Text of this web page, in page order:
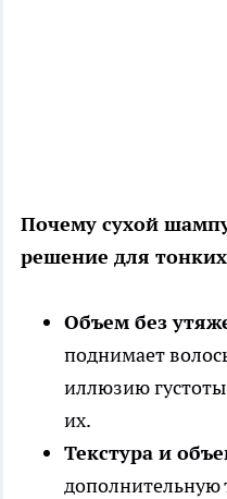
Почему сухой
решение для
Объем без
поднимает
иллюзию
их.
Текстура и
дополнительную